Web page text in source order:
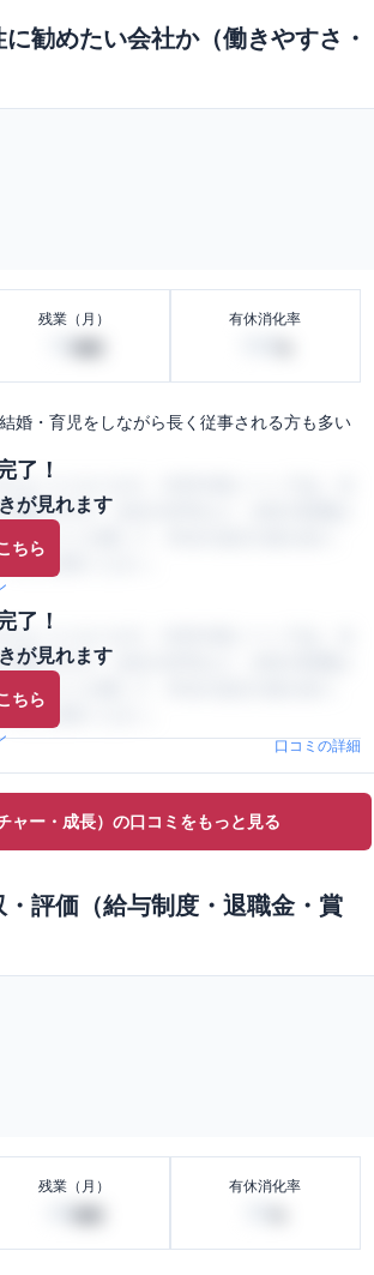
勧めたい会社か（働きやすさ・
残業（月） 有休消化率
婚・育児をしながら長く従事される方も多い
了！
が見れます
ちら
ようになります。SHEHUB(シーハブ)は、女
働きやすさ・会社の評判など、女性の転職は
の口コミを通して、本当の会社の姿を知り、
をご活用ください。
了！
が見れます
ちら
ようになります。SHEHUB(シーハブ)は、女
働きやすさ・会社の評判など、女性の転職は
の口コミを通して、本当の会社の姿を知り、
をご活用ください。
口コミの詳細
ャー・成長）の口コミをもっと見る
・評価（給与制度・退職金・賞
残業（月） 有休消化率